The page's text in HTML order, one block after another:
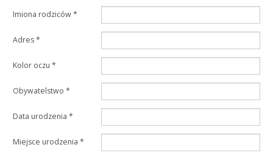
Imiona rodziców*
Adres*
Kolor oczu *
Obywatelstwo *
Data urodzenia *
Miejsce urodzenia *